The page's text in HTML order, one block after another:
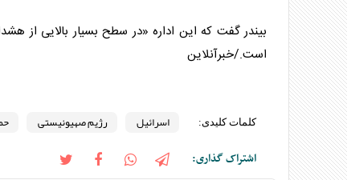
بیندر گفت که این اداره «در سطح بسیار بالایی از
است./خبرآنلاین
کلمات کلیدی: اسرائیل رژیم صهیونیستی
اشتراک گذاری: